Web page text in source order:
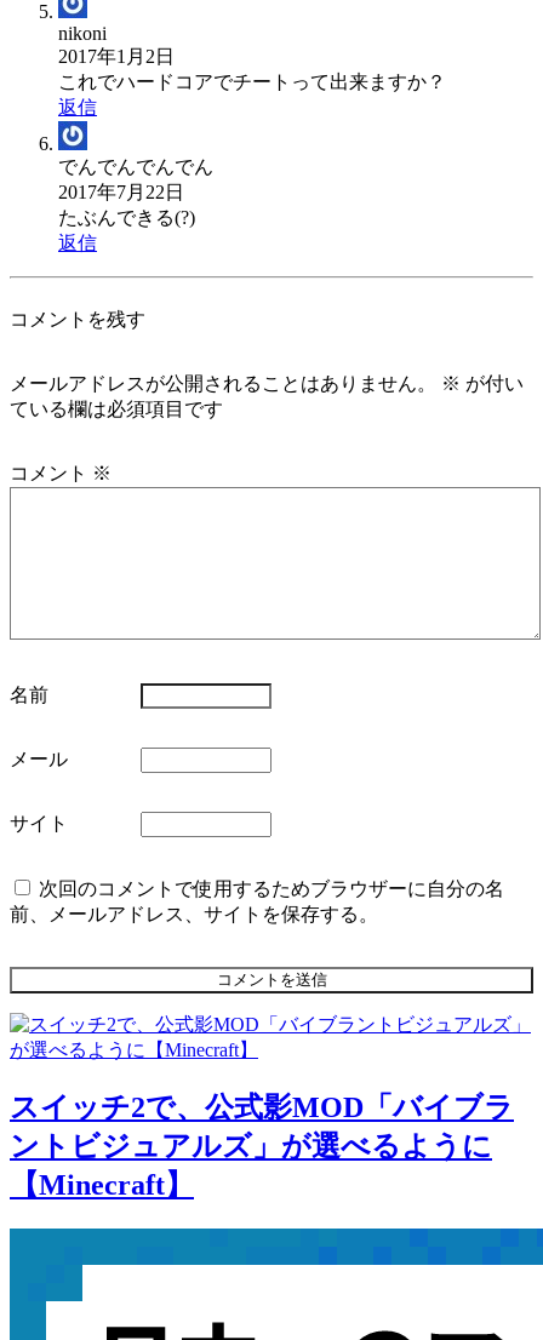
nikoni
2017年1月2日
これでハードコアでチートって出来ますか？
返信
でんでんでんでん
2017年7月22日
たぶんできる(?)
返信
コメントを残す
メールアドレスが公開されることはありません。 ※ が付い
ている欄は必須項目です
コメント ※
名前
メール
サイト
次回のコメントで使用するためブラウザーに自分の名
前、メールアドレス、サイトを保存する。
スイッチ2で、公式影MOD「バイブラ
ントビジュアルズ」が選べるように
【Minecraft】